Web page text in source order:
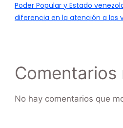
Poder Popular y Estado
diferencia en la atención a las
Comentarios
No hay comentarios que